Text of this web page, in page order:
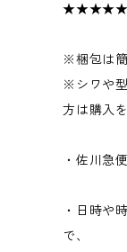
★★★★★
※梱包は
※シワや
方は購入
・佐川急
・日時や
で、